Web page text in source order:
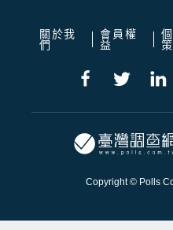
關於我
們
會員權
益
策
Copyright © Polls